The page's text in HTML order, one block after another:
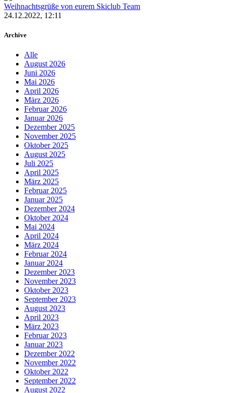
Weihnachtsgrüße von eurem Skiclub Team
24.12.2022, 12:11
Archive
Alle
August 2026
Juni 2026
Mai 2026
April 2026
März 2026
Februar 2026
Januar 2026
Dezember 2025
November 2025
Oktober 2025
August 2025
Juli 2025
April 2025
März 2025
Februar 2025
Januar 2025
Dezember 2024
Oktober 2024
Mai 2024
April 2024
März 2024
Februar 2024
Januar 2024
Dezember 2023
November 2023
Oktober 2023
September 2023
August 2023
April 2023
März 2023
Februar 2023
Januar 2023
Dezember 2022
November 2022
Oktober 2022
September 2022
August 2022